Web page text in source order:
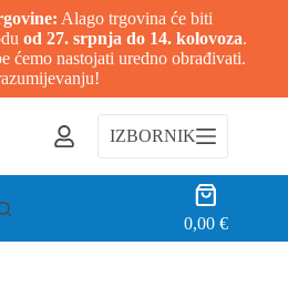
Alago trgovina će biti
od 27. srpnja do 14. kolovoza.
ćemo nastojati uredno obrađivati.
IZBORNIK
Košarica
0,00€